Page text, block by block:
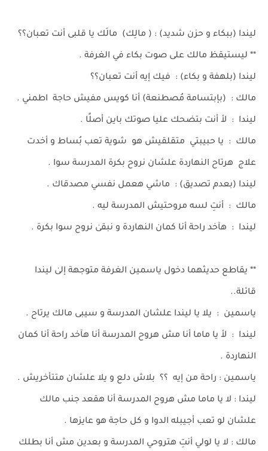
ليندا (ببكاء و حزن شديد) : ( مالِك) مالَك يا قلبى أنت تعبان؟؟
** ليستيقظ مالك على صوت بكاء في الغرفة .
ليندا (بلهفة و بكاء) : فيك إيه أنت تعبان؟؟
مالك : (بإبتسامة مُصطنعة) أنا كويس مفيش حاجة اطمني .
ليندا : لأ أنت بتضحك عليا صوتك باين أصلًا .
مالك : يا حبيبتي متقلقيش هو شوية تعب بُساط و أخدت
علاج هرتاح النهاردة علشان نروح بكرة المدرسة سوا .
ليندا (بعدم تصديق) : ماشي هعمل نفسي مصدقاك .
مالك : أنتِ لسه مروحتيش المدرسة ليه .
ليندا : هآخد راحة أنا كمان النهاردة و نبقىٰ نروح سوا بكرة .
** يقاطع حديثهما دخول ياسمين الغرفة متوجهة إلىٰ ليندا
قائلة..
ياسمين : يلا يا ليندا علشان المدرسة و سيبى مالك يرتاح .
ليندا : لأ يا ماما أنا مش هروح المدرسة أنا هآخد راحة أنا كمان
النهاردة .
ياسمين : راحة من إيه ؟؟ بلاش دلع و يلا علشان متتأخريش .
ليندا : لا يا ماما مش هروح المدرسة أنا هقعد جنب مالك
علشان لو تعب أجيبله الدوا و كل حاجة هو عايزها .
مالك : لا يا لولي أنتِ هتروحي المدرسة و بعدين مش أنا بطلك